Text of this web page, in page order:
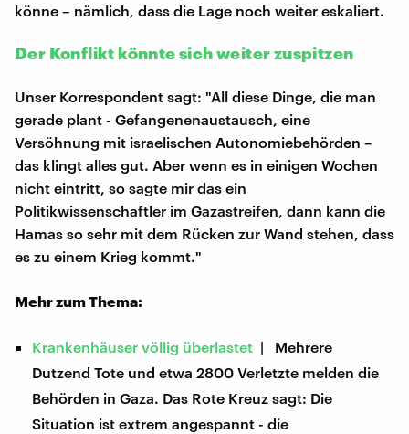
könne – nämlich, dass die Lage noch weiter eskaliert.
Der Konflikt könnte sich weiter zuspitzen
Unser Korrespondent sagt: "All diese Dinge, die man
gerade plant - Gefangenenaustausch, eine
Versöhnung mit israelischen Autonomiebehörden –
das klingt alles gut. Aber wenn es in einigen Wochen
nicht eintritt, so sagte mir das ein
Politikwissenschaftler im Gazastreifen, dann kann die
Hamas so sehr mit dem Rücken zur Wand stehen, dass
es zu einem Krieg kommt."
Mehr zum Thema:
Krankenhäuser völlig überlastet | Mehrere
Dutzend Tote und etwa 2800 Verletzte melden die
Behörden in Gaza. Das Rote Kreuz sagt: Die
Situation ist extrem angespannt - die